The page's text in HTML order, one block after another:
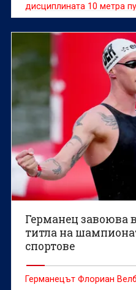
дисциплината 10 метра
Европейското
стрелба във Вроцлав,
Германец завоюва
титла на
спортове
Германецът Флориан